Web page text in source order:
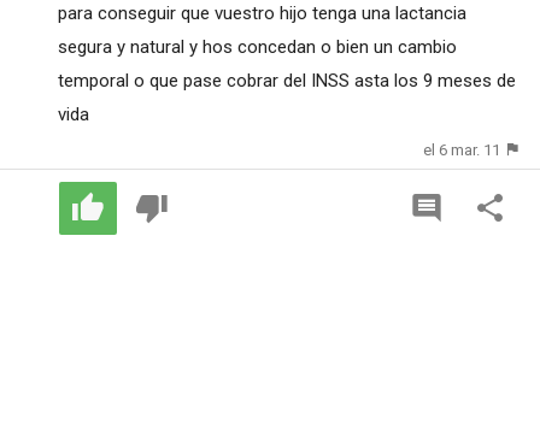
para conseguir que vuestro hijo tenga una lactancia
segura y natural y hos concedan o bien un cambio
temporal o que pase cobrar del INSS asta los 9 meses de
vida
el 6 mar. 11